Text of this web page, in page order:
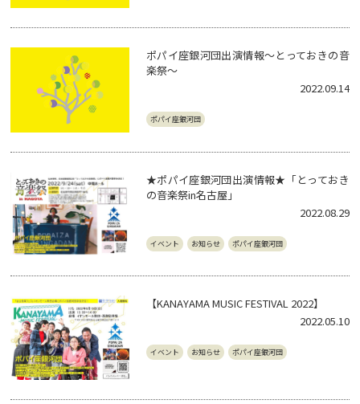
ポパイ座銀河団出演情報～とっておきの音
楽祭～
2022.09.14
ポパイ座銀河団
★ポパイ座銀河団出演情報★「とっておき
の音楽祭in名古屋」
2022.08.29
イベント お知らせ ポパイ座銀河団
【KANAYAMA MUSIC FESTIVAL 2022】
2022.05.10
イベント お知らせ ポパイ座銀河団